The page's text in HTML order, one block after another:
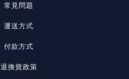
常見問題
運送方式
付款方式
退換貨政策